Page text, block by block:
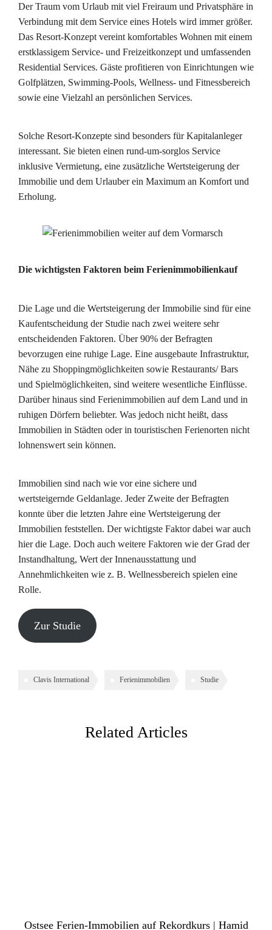
Der Traum vom Urlaub mit viel Freiraum und Privatsphäre in
Verbindung mit dem Service eines Hotels wird immer größer.
Das Resort-Konzept vereint komfortables Wohnen mit einem
erstklassigem Service- und Freizeitkonzept und umfassenden
Residential Services. Gäste profitieren von Einrichtungen wie
Golfplätzen, Swimming-Pools, Wellness- und Fitnessbereich
sowie eine Vielzahl an persönlichen Services.
Solche Resort-Konzepte sind besonders für Kapitalanleger
interessant. Sie bieten einen rund-um-sorglos Service
inklusive Vermietung, eine zusätzliche Wertsteigerung der
Immobilie und dem Urlauber ein Maximum an Komfort und
Erholung.
Die wichtigsten Faktoren beim Ferienimmobilienkauf
Die Lage und die Wertsteigerung der Immobilie sind für eine
Kaufentscheidung der Studie nach zwei weitere sehr
entscheidenden Faktoren. Über 90% der Befragten
bevorzugen eine ruhige Lage. Eine ausgebaute Infrastruktur,
Nähe zu Shoppingmöglichkeiten sowie Restaurants/ Bars
und Spielmöglichkeiten, sind weitere wesentliche Einflüsse.
Darüber hinaus sind Ferienimmobilien auf dem Land und in
ruhigen Dörfern beliebter. Was jedoch nicht heißt, dass
Immobilien in Städten oder in touristischen Ferienorten nicht
lohnenswert sein können.
Immobilien sind nach wie vor eine sichere und
wertsteigernde Geldanlage. Jeder Zweite der Befragten
konnte über die letzten Jahre eine Wertsteigerung der
Immobilien feststellen. Der wichtigste Faktor dabei war auch
hier die Lage. Doch auch weitere Faktoren wie der Grad der
Instandhaltung, Wert der Innenausstattung und
Annehmlichkeiten wie z. B. Wellnessbereich spielen eine
Rolle.
Zur Studie
Clavis International Ferienimmobilien Studie
Related Articles
Ostsee Ferien-Immobilien auf Rekordkurs | Hamid